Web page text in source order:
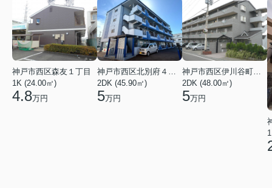
神戸市西区森友１丁目
1K (24.00㎡)
4.8万円
神戸市西区北別府４丁目
2DK (45.90㎡)
5万円
神戸市西区伊川谷町有瀬
2DK (48.00㎡)
5万円